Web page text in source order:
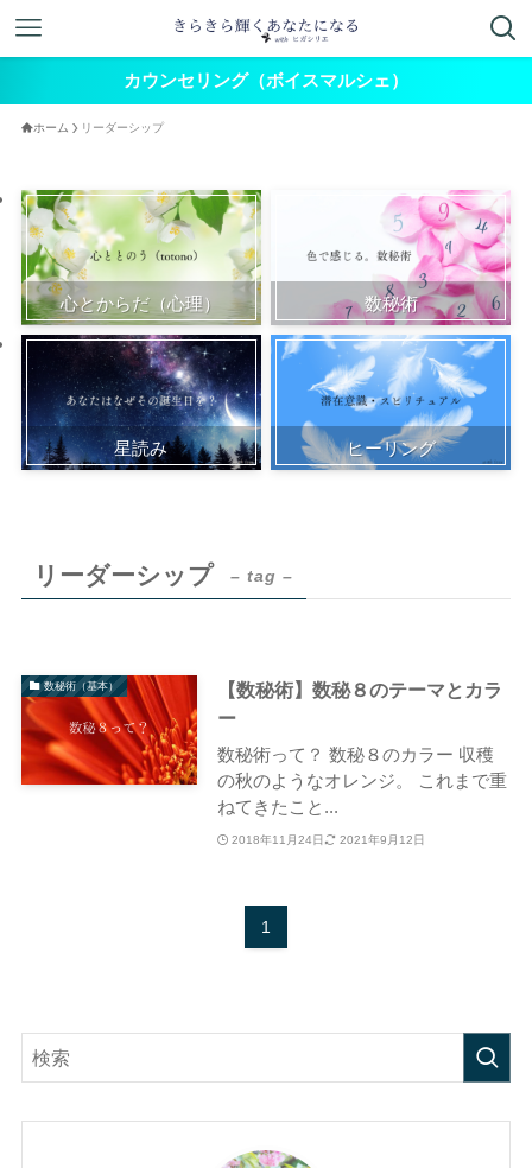
カウンセリング（ボイスマルシェ）
ホーム リーダーシップ
心とからだ（心理） 数秘術
星読み ヒーリング
リーダーシップ – tag –
数秘術（基本）
【数秘術】数秘８のテーマとカラ
ー
数秘術って？ 数秘８のカラー 収穫
の秋のようなオレンジ。 これまで重
ねてきたこと...
2018年11月24日 2021年9月12日
1